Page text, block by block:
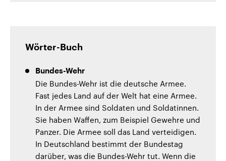
Wörter-Buch
Bundes-Wehr
Die Bundes-Wehr ist die deutsche Armee.
Fast jedes Land auf der Welt hat eine Armee.
In der Armee sind Soldaten und Soldatinnen.
Sie haben Waffen, zum Beispiel Gewehre und
Panzer. Die Armee soll das Land verteidigen.
In Deutschland bestimmt der Bundestag
darüber, was die Bundes-Wehr tut. Wenn die